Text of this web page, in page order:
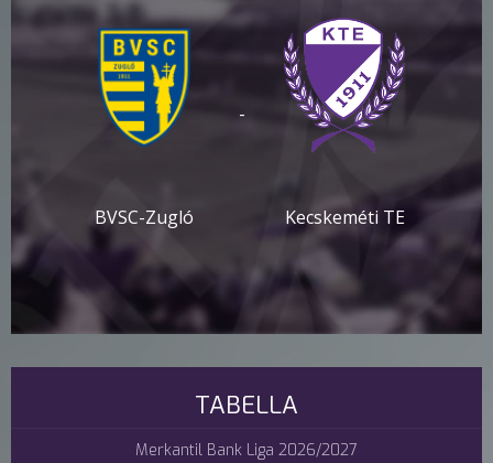
BVSC-Zugló
-
Kecskeméti TE
TABELLA
Merkantil Bank Liga 2026/2027